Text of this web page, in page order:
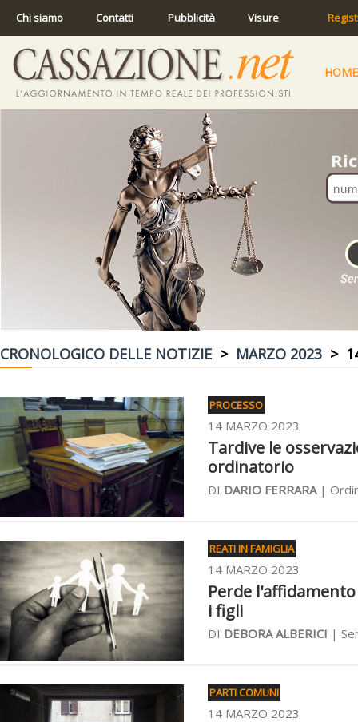
Chi siamo Contatti Pubblicità Visure
HOME
CRONOLOGICO DELLE NOTIZIE > MARZO 2023 >
PROCESSO
14 MARZO 2023
Tardive le
ordinatorio
DI DARIO FERRARA|
REATI IN FAMIGLIA
14 MARZO 2023
Perde
i figli
DI DEBORA ALBERICI |
PARTI COMUNI
14 MARZO 2023